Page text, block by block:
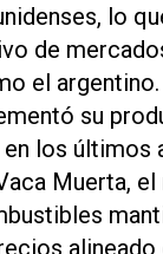
lo
de
el
su
los últimos
Muerta,